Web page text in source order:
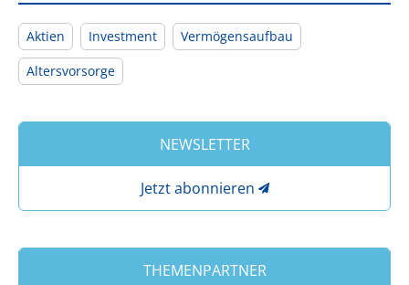
Aktien Investment
Vermögensaufbau
Altersvorsorge
NEWSLETTER
Jetzt abonnieren
THEMENPARTNER